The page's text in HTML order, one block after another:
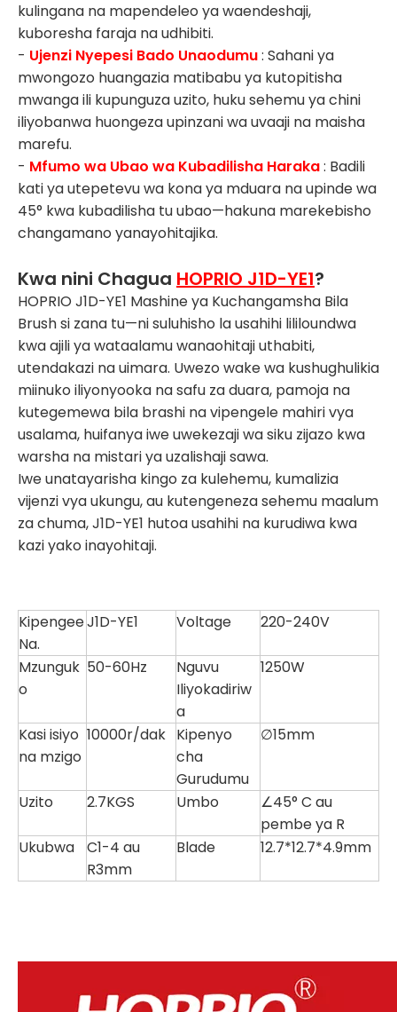
kulingana na mapendeleo ya waendeshaji,
kuboresha faraja na udhibiti.
- Ujenzi Nyepesi Bado Unaodumu: Sahani ya
mwongozo huangazia matibabu ya kutopitisha
mwanga ili kupunguza uzito, huku sehemu ya chini
iliyobanwa huongeza upinzani wa uvaaji na maisha
marefu.
- Mfumo wa Ubao wa Kubadilisha Haraka: Badili
kati ya utepetevu wa kona ya mduara na upinde wa
45° kwa kubadilisha tu ubao—hakuna marekebisho
changamano yanayohitajika.
Kwa nini Chagua HOPRIO J1D-YE1?
HOPRIO J1D-YE1 Mashine ya Kuchangamsha Bila
Brush si zana tu—ni suluhisho la usahihi lililoundwa
kwa ajili ya wataalamu wanaohitaji uthabiti,
utendakazi na uimara. Uwezo wake wa kushughulikia
miinuko iliyonyooka na safu za duara, pamoja na
kutegemewa bila brashi na vipengele mahiri vya
usalama, huifanya iwe uwekezaji wa siku zijazo kwa
warsha na mistari ya uzalishaji sawa.
Iwe unatayarisha kingo za kulehemu, kumalizia
vijenzi vya ukungu, au kutengeneza sehemu maalum
za chuma, J1D-YE1 hutoa usahihi na kurudiwa kwa
kazi yako inayohitaji.
Kipengee
Na.
J1D-YE1 Voltage 220-240V
Mzunguk
o
50-60Hz
Nguvu
Iliyokadiriw
a
1250W
Kasi isiyo
na mzigo
10000r/dak Kipenyo
cha
Gurudumu
∅15mm
Uzito 2.7KGS Umbo
∠45° C au
pembe ya R
Ukubwa
C1-4 au
R3mm
Blade 12.7*12.7*4.9mm